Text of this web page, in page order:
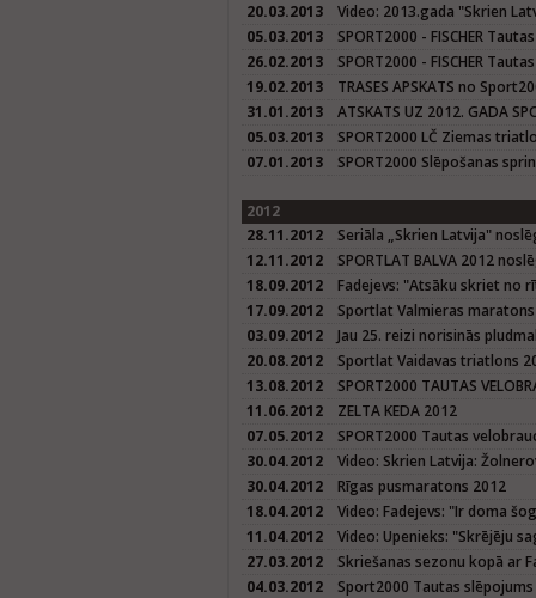
20.03.2013
Video: 2013.gada "Skrien
05.03.2013
SPORT2000 - FISCHER
26.02.2013
SPORT2000 - FISCHER
19.02.2013
TRASES APSKATS no
31.01.2013
ATSKATS UZ 2012. GADA
05.03.2013
SPORT2000 LČ Ziemas
07.01.2013
SPORT2000 Slēpošanas
2012
28.11.2012
Seriāla „Skrien Latvija"
12.11.2012
SPORTLAT BALVA 2012
18.09.2012
Fadejevs: "Atsāku skriet no
17.09.2012
Sportlat Valmieras
03.09.2012
Jau 25. reizi norisinās
20.08.2012
Sportlat Vaidavas triatlons
13.08.2012
SPORT2000 TAUTAS
11.06.2012
ZELTA KEDA 2012
07.05.2012
SPORT2000 Tautas
30.04.2012
Video: Skrien Latvija:
30.04.2012
Rīgas pusmaratons 2012
18.04.2012
Video: Fadejevs: "Ir doma
11.04.2012
Video: Upenieks: "Skrējēju
27.03.2012
Skriešanas sezonu kopā ar
04.03.2012
Sport2000 Tautas